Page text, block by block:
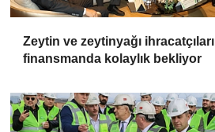
Zeytin ve zeytinyağı ihracatçıları
finansmanda kolaylık bekliyor